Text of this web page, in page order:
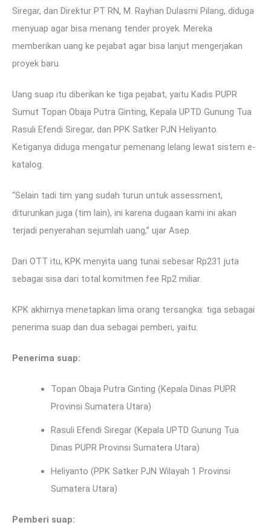
Siregar, dan Direktur PT RN, M. Rayhan Dulasmi Pilang, diduga
menyuap agar bisa menang tender proyek. Mereka
memberikan uang ke pejabat agar bisa lanjut mengerjakan
proyek baru.
Uang suap itu diberikan ke tiga pejabat, yaitu Kadis PUPR
Sumut Topan Obaja Putra Ginting, Kepala UPTD Gunung Tua
Rasuli Efendi Siregar, dan PPK Satker PJN Heliyanto.
Ketiganya diduga mengatur pemenang lelang lewat sistem e-
katalog.
“Selain tadi tim yang sudah turun untuk assessment,
diturunkan juga (tim lain), ini karena dugaan kami ini akan
terjadi penyerahan sejumlah uang,” ujar Asep.
Dari OTT itu, KPK menyita uang tunai sebesar Rp231 juta
sebagai sisa dari total komitmen fee Rp2 miliar.
KPK akhirnya menetapkan lima orang tersangka: tiga sebagai
penerima suap dan dua sebagai pemberi, yaitu:
Penerima suap:
Topan Obaja Putra Ginting (Kepala Dinas PUPR
Provinsi Sumatera Utara)
Rasuli Efendi Siregar (Kepala UPTD Gunung Tua
Dinas PUPR Provinsi Sumatera Utara)
Heliyanto (PPK Satker PJN Wilayah 1 Provinsi
Sumatera Utara)
Pemberi suap: